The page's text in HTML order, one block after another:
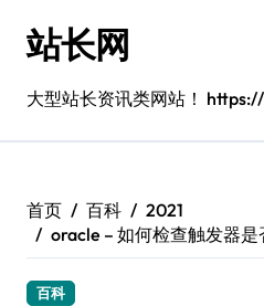
站长网
大型站长资讯类网站！
首页 百科
2021
oracle – 如何检查触发器是
百科